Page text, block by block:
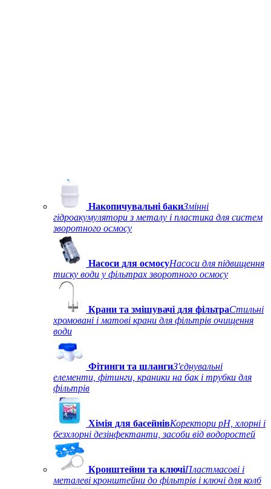
Накопичувальні бакиЗмінні
гідроакумулятори з металу і пластика для систем
зворотного осмосу
Насоси для осмосуНасоси для підвищення
тиску води у фільтрах зворотного осмосу
Крани та змішувачі для фільтраСтильні
хромовані і матові крани для фільтрів очищення
води
Фітинги та шлангиЗ'єднувальні
елементи, фітинги, краники на бак і трубки для
фільтрів
Хімія для басейнівКоректори рН, хлорні і
безхлорні дезінфектанти, засоби від водоростей
Кронштейни та ключіПластмасові і
металеві кронштейни до фільтрів і ключі для колб